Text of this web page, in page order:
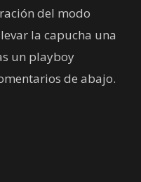
del modo
la capucha una
un playboy
de abajo.